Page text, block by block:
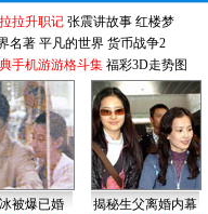
拉升职记 张震讲故事 红楼梦
名著 平凡的世界 货币战争2
手机游游格斗集 福彩3D走势图
被爆已婚
揭秘生父离婚内幕